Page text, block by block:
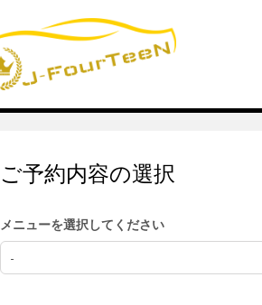
ご予約内容の選択
メニューを選択してください
-